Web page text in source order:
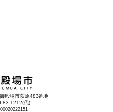
殿場市萩原483番地
83-1212(代)